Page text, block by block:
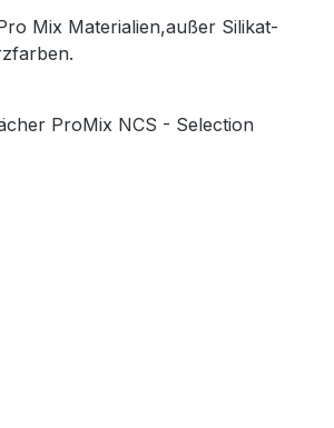
Mix Materialien,außer Silikat-